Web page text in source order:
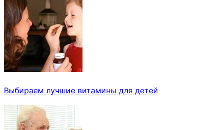
Выбираем лучшие витамины для детей